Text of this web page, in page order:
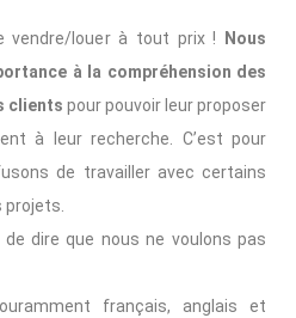
vendre/louer à tout prix !
Nous
à la compréhension des
clients pour pouvoir leur proposer
à leur recherche. C’est pour
de travailler avec certains
dire que nous ne voulons pas
français, anglais et